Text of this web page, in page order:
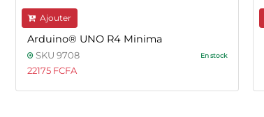
Ajouter
Arduino® UNO R4 Minima
SKU 9708 En stock
22175 FCFA